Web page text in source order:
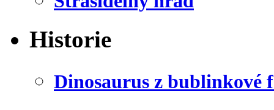
Historie
Dinosaurus z bublinkové